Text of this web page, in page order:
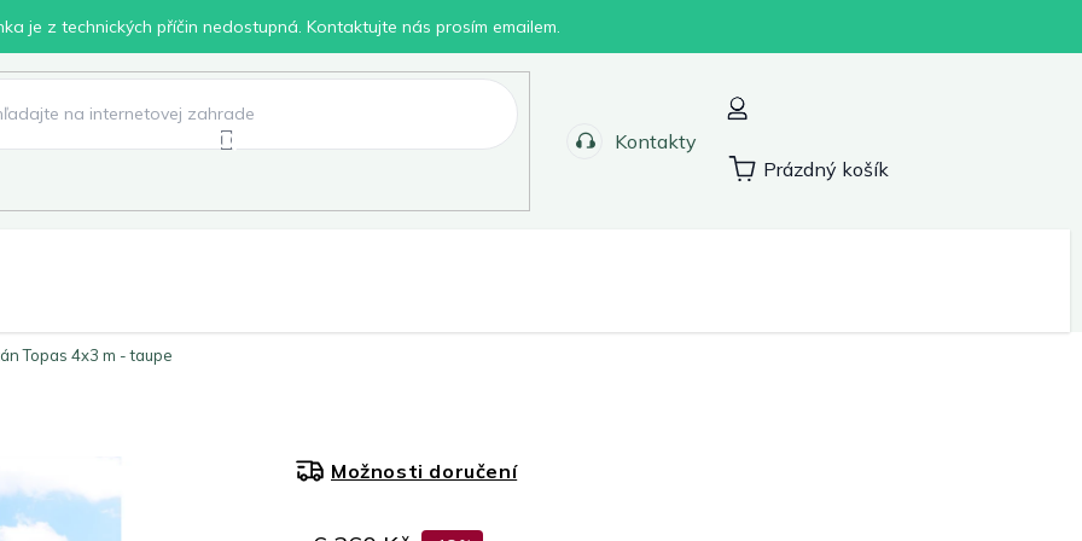
je z technických příčin nedostupná. Kontaktujte nás prosím emailem.
Kontakty
Nákupní
Prázdný košík
Topas 4x3 m - taupe
Možnosti doručení